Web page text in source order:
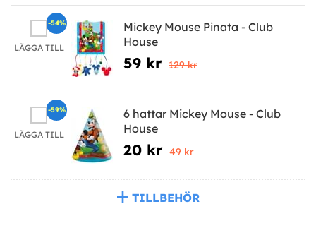
LÄGGA TILL
Mickey Mouse Pinata - Club
House
59 kr 129 kr
-54%
LÄGGA TILL
6 hattar Mickey Mouse - Club
House
20 kr 49 kr
-59%
TILLBEHÖR